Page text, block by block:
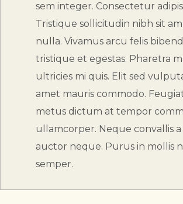
sem integer. Consectetur
Tristique sollicitudin nibh sit
nulla. Vivamus arcu felis
tristique et egestas. Pharetra
ultricies mi quis. Elit sed
amet mauris commodo.
metus dictum at tempor
ullamcorper. Neque convallis a
auctor neque. Purus in mollis
semper.